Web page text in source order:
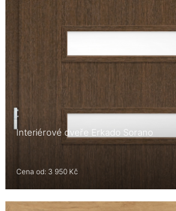
Interiérové dveře Erkado Sorano
Cena od: 3 950 Kč